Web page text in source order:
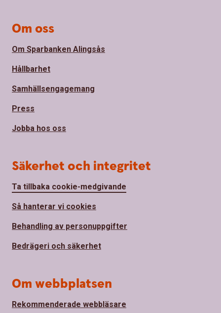
Om oss
Om Sparbanken Alingsås
Hållbarhet
Samhällsengagemang
Press
Jobba hos oss
Säkerhet och integritet
Ta tillbaka cookie-medgivande
Så hanterar vi cookies
Behandling av personuppgifter
Bedrägeri och säkerhet
Om webbplatsen
Rekommenderade webbläsare